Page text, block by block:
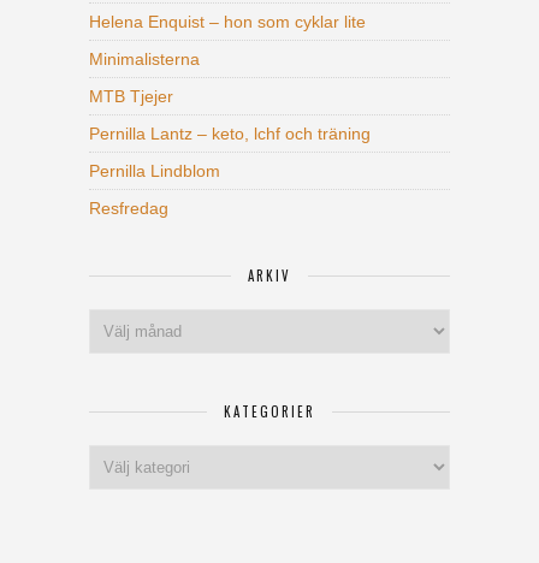
Helena Enquist – hon som cyklar lite
Minimalisterna
MTB Tjejer
Pernilla Lantz – keto, lchf och träning
Pernilla Lindblom
Resfredag
ARKIV
KATEGORIER